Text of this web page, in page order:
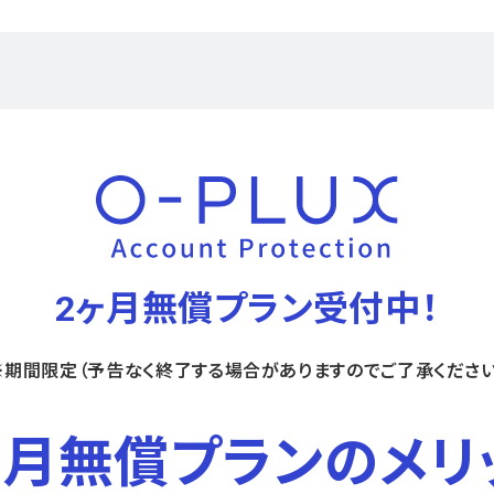
2ヶ月無償プラン受付中！
間限定（予告なく終了する場合がありますのでご了承くださ
無償プランのメリ